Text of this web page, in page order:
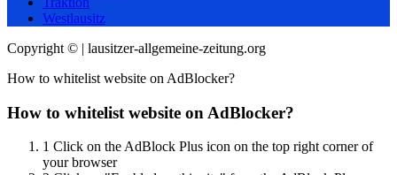
Westlausitz
Copyright © | lausitzer-allgemeine-zeitung.org
How to whitelist website on AdBlocker?
How to whitelist website on AdBlocker?
1 Click on the AdBlock Plus icon on the top right corner of
your browser